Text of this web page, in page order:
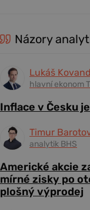
Názory
Lukáš
hlavní ekonom
Inflace v Česku
Timur
analytik BHS
Americké akcie
mírné zisky po
plošný výprodej